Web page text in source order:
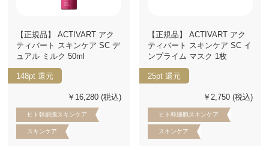
【正規品】 ACTIVART アク
ティバート スキンケア SC デ
ュアル ミルク 50ml
148pt 還元
￥16,280 (税込)
ヒト幹細胞スキンケア
スキンケア
【正規品】 ACTIVART アク
ティバート スキンケア SC イ
ンプライム マスク 1枚
25pt 還元
￥2,750 (税込)
ヒト幹細胞スキンケア
スキンケア